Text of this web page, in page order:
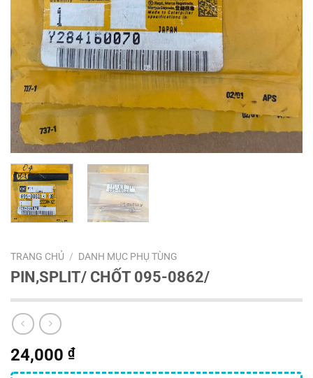
TRANG CHỦ / DANH MỤC PHỤ TÙNG
PIN,SPLIT/ CHỐT 095-0862/
24,000 ₫